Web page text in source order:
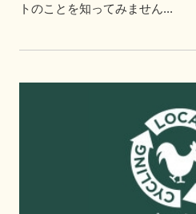
トのことを知ってみません...